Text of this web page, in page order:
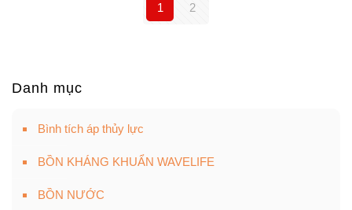
2,545,000 ₫.
1 2
Danh mục
Bình tích áp thủy lực
BỒN KHÁNG KHUẨN WAVELIFE
BỒN NƯỚC